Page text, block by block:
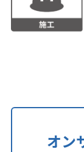
オン